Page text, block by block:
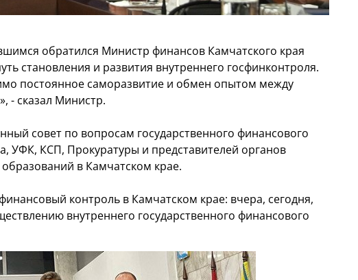
обратился Министр финансов Камчатского края
становления и развития внутреннего госфинконтроля.
постоянное саморазвитие и обмен опытом между
- сказал Министр.
совет по вопросам государственного финансового
УФК, КСП, Прокуратуры и представителей органов
в Камчатском крае.
контроль в Камчатском крае: вчера, сегодня,
внутреннего государственного финансового